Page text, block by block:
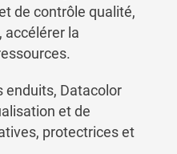
de contrôle qualité,
accélérer la
enduits, Datacolor
et de
protectrices et